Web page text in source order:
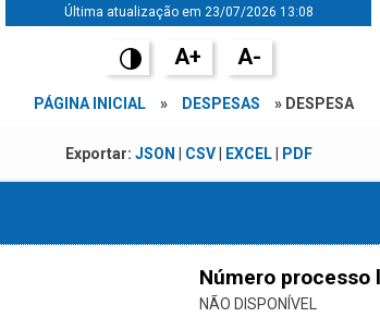
Última atualização em 23/07/2026 13:08
A+ A-
PÁGINA INICIAL » DESPESAS » DESPESA
Exportar: JSON CSV| EXCEL| PDF
Número
NÃO DISPONÍVEL